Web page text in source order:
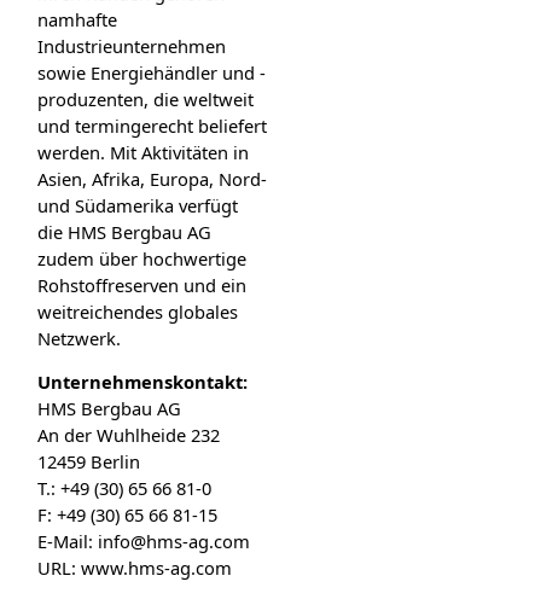
namhafte
Industrieunternehmen
sowie Energiehändler und -
produzenten, die weltweit
und termingerecht beliefert
werden. Mit Aktivitäten in
Asien, Afrika, Europa, Nord-
und Südamerika verfügt
die HMS Bergbau AG
zudem über hochwertige
Rohstoffreserven und ein
weitreichendes globales
Netzwerk.
Unternehmenskontakt:
HMS Bergbau AG
An der Wuhlheide 232
12459 Berlin
T.: +49 (30) 65 66 81-0
F: +49 (30) 65 66 81-15
E-Mail: info@hms-ag.com
URL: www.hms-ag.com